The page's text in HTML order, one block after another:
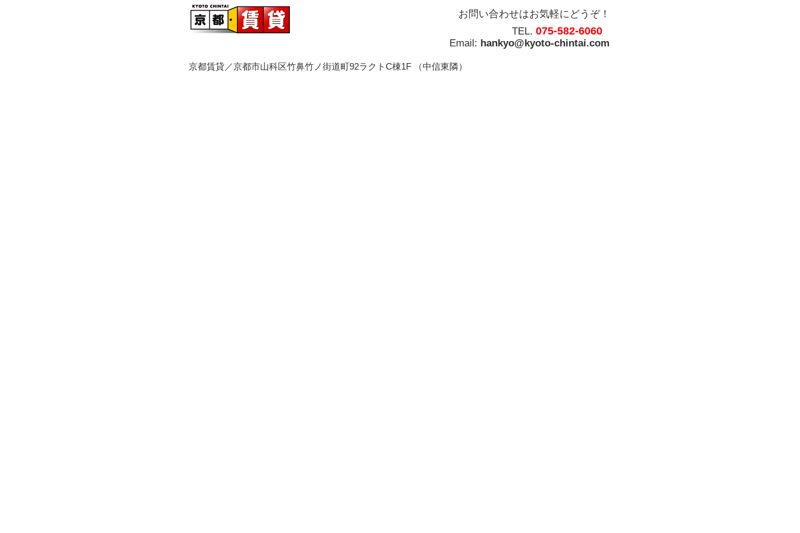
お問い合わせはお気軽にどうぞ！
TEL. 075-582-6060
Email: hankyo@kyoto-chintai.com
京都賃貸／京都市山科区竹鼻竹ノ街道町92ラクトC棟1F （中信東隣）